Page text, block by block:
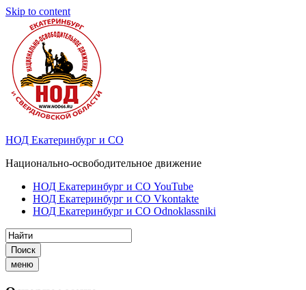
Skip to content
НОД Екатеринбург и СО
Национально-освободительное движение
НОД Екатеринбург и СО YouTube
НОД Екатеринбург и СО Vkontakte
НОД Екатеринбург и СО Odnoklassniki
Поиск
меню